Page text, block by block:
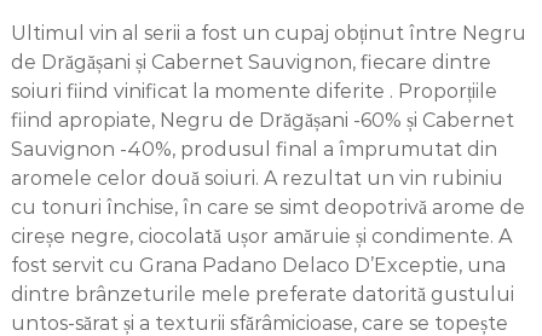
Ultimul vin al serii a fost un cupaj obținut între Negru
de Drăgășani și Cabernet Sauvignon, fiecare dintre
soiuri fiind vinificat la momente diferite . Proporțiile
fiind apropiate, Negru de Drăgășani -60% și Cabernet
Sauvignon -40%, produsul final a împrumutat din
aromele celor două soiuri. A rezultat un vin rubiniu
cu tonuri închise, în care se simt deopotrivă arome de
cireșe negre, ciocolată ușor amăruie și condimente. A
fost servit cu Grana Padano Delaco D’Exceptie, una
dintre brânzeturile mele preferate datorită gustului
untos-sărat și a texturii sfărâmicioase, care se topește